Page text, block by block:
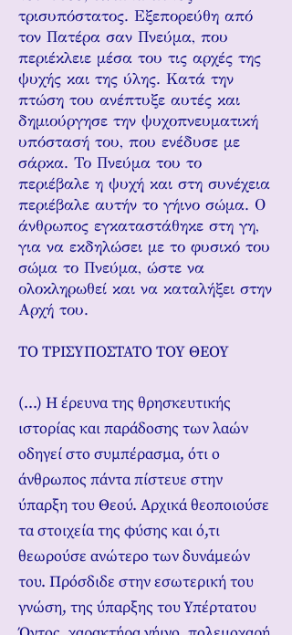
τρισυπόστατος. Εξεπορεύθη από
τον Πατέρα σαν Πνεύμα, που
περιέκλειε μέσα του τις αρχές της
ψυχής και της ύλης. Κατά την
πτώση του ανέπτυξε αυτές και
δημιούργησε την ψυχοπνευματική
υπόστασή του, που ενέδυσε με
σάρκα. Το Πνεύμα του το
περιέβαλε η ψυχή και στη συνέχεια
περιέβαλε αυτήν το γήινο σώμα. Ο
άνθρωπος εγκαταστάθηκε στη γη,
για να εκδηλώσει με το φυσικό του
σώμα το Πνεύμα, ώστε να
ολοκληρωθεί και να καταλήξει στην
Αρχή του.
ΤΟ ΤΡΙΣΥΠΟΣΤΑΤΟ ΤΟΥ ΘΕΟΥ
(...) Η έρευνα της θρησκευτικής
ιστορίας και παράδοσης των λαών
οδηγεί στο συμπέρασμα, ότι ο
άνθρωπος πάντα πίστευε στην
ύπαρξη του Θεού. Αρχικά θεοποιούσε
τα στοιχεία της φύσης και ό,τι
θεωρούσε ανώτερο των δυνάμεών
του. Πρόσδιδε στην εσωτερική του
γνώση, της ύπαρξης του Υπέρτατου